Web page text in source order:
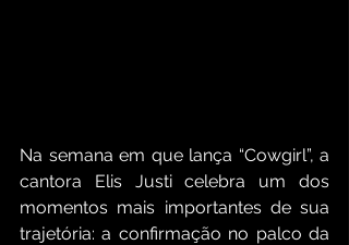
Na semana em que lança “Cowgirl”, a
cantora Elis Justi celebra um dos
momentos mais importantes de sua
trajetória: a confirmação no palco da